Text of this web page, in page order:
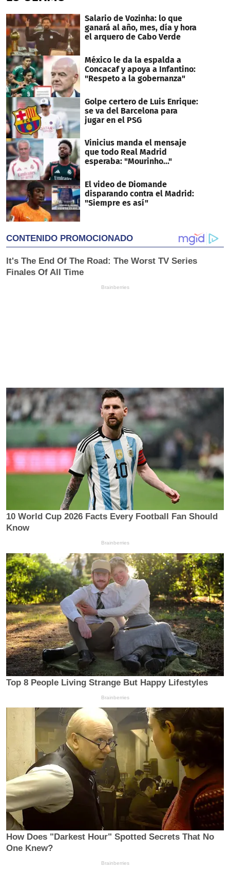
Salario de Vozinha: lo que
ganará al año, mes, día y hora
el arquero de Cabo Verde
México le da la espalda a
Concacaf y apoya a Infantino:
"Respeto a la gobernanza"
Golpe certero de Luis Enrique:
se va del Barcelona para
jugar en el PSG
Vinicius manda el mensaje
que todo Real Madrid
esperaba: "Mourinho..."
El video de Diomande
disparando contra el Madrid:
"Siempre es así"